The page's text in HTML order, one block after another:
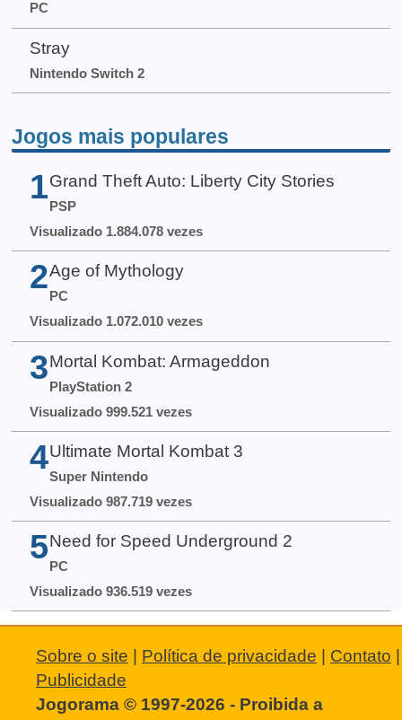
PC
Stray
Nintendo Switch 2
Jogos mais populares
1 Grand Theft Auto: Liberty City Stories
PSP
Visualizado 1.884.078 vezes
2 Age of Mythology
PC
Visualizado 1.072.010 vezes
3 Mortal Kombat: Armageddon
PlayStation 2
Visualizado 999.521 vezes
4 Ultimate Mortal Kombat 3
Super Nintendo
Visualizado 987.719 vezes
5 Need for Speed Underground 2
PC
Visualizado 936.519 vezes
Sobre o site Política de privacidade Contato
Publicidade
Jogorama © 1997-2026 - Proibida a